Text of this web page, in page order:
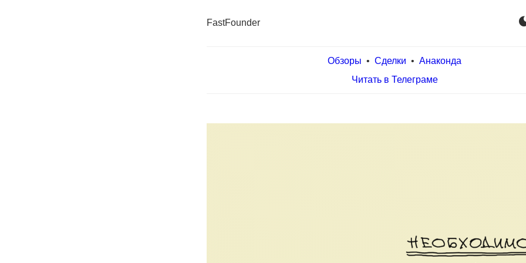
FastFounder
Обзоры • Сделки • Анаконда
Читать в Телеграме